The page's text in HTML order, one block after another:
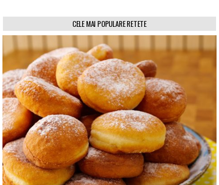
CELE MAI POPULARE RETETE